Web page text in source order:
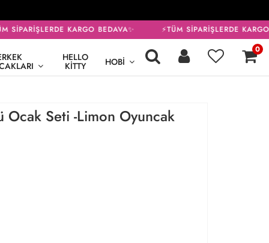
SİPARİŞLERDE KARGO BEDAVA✨ ⚡TÜM SİPARİŞLERDE KARGO
HELLO
KITTY HOBI
0
Seti -Limon Oyuncak